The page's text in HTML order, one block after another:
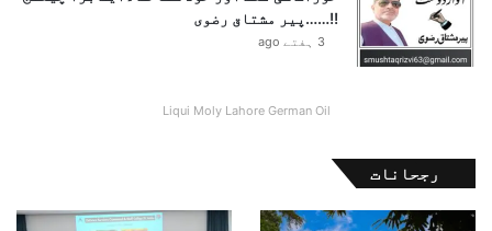
!!……پیر مشتاق رضوی
3 ہفتے ago
Liqui Moly Lahore German Oil
رجحانات